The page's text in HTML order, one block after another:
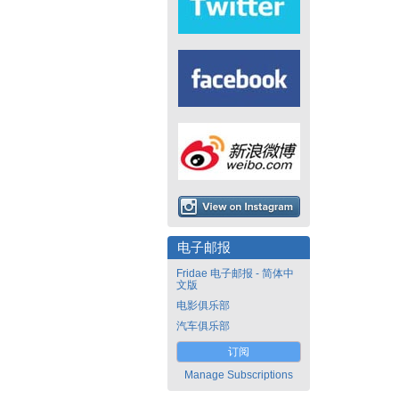
电子邮报
Fridae 电子邮报 - 简体中
文版
电影俱乐部
汽车俱乐部
订阅
Manage Subscriptions